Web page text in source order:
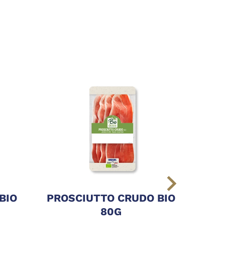
PROSCIUTTO CRUDO BIO
80G